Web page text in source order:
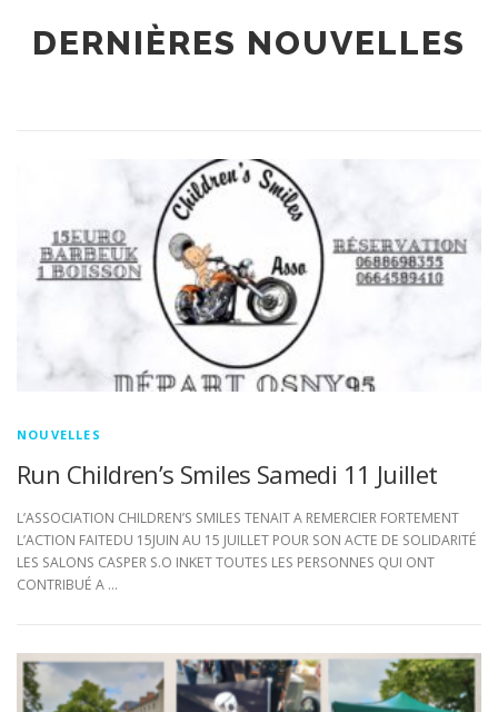
DERNIÈRES NOUVELLES
NOUVELLES
Run Children’s Smiles Samedi 11 Juillet
L’ASSOCIATION CHILDREN’S SMILES TENAIT A REMERCIER FORTEMENT
L’ACTION FAITEDU 15JUIN AU 15 JUILLET POUR SON ACTE DE SOLIDARITÉ
LES SALONS CASPER S.O INKET TOUTES LES PERSONNES QUI ONT
CONTRIBUÉ A …